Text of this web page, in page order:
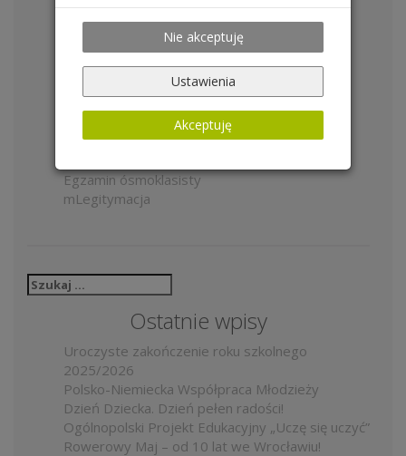
Nie akceptuję
Ustawienia
Akceptuję
Dla ucznia
Plan lekcji 2025/2026
Dzwonki
Zajęcia pozalekcyjne 2025/2026
Oferta konkursów
Samorząd szkolny
Egzamin ósmoklasisty
mLegitymacja
Szukaj:
Ostatnie wpisy
Uroczyste zakończenie roku szkolnego
2025/2026
Polsko-Niemiecka Współpraca Młodzieży
Dzień Dziecka. Dzień pełen radości!
Ogólnopolski Projekt Edukacyjny „Uczę się uczyć”
Rowerowy Maj – od 10 lat we Wrocławiu!